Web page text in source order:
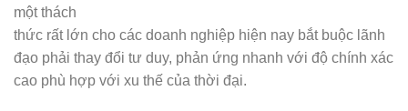
một thách
thức rất lớn cho các doanh nghiệp hiện nay bắt buộc lãnh
đạo phải thay đổi tư duy, phản ứng nhanh với độ chính xác
cao phù hợp với xu thế của thời đại.